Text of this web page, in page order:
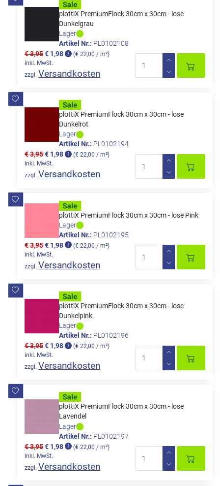
plottiX PremiumFlock 30cm x 30cm - lose
Dunkelgrau
Lager
Artikel Nr.: PL0102108
€ 3,95€ 1,98
(€ 22,00 / m²)
inkl. MwSt.
zzgl. Versandkosten
plottiX PremiumFlock 30cm x 30cm - lose
Dunkelrot
Lager
Artikel Nr.: PL0102194
€ 3,95€ 1,98
(€ 22,00 / m²)
inkl. MwSt.
zzgl. Versandkosten
plottiX PremiumFlock 30cm x 30cm - lose Pink
Lager
Artikel Nr.: PL0102195
€ 3,95€ 1,98
(€ 22,00 / m²)
inkl. MwSt.
zzgl. Versandkosten
plottiX PremiumFlock 30cm x 30cm - lose
Dunkelpink
Lager
Artikel Nr.: PL0102196
€ 3,95€ 1,98
(€ 22,00 / m²)
inkl. MwSt.
zzgl. Versandkosten
plottiX PremiumFlock 30cm x 30cm - lose
Lavendel
Lager
Artikel Nr.: PL0102197
€ 3,95€ 1,98
(€ 22,00 / m²)
inkl. MwSt.
zzgl. Versandkosten